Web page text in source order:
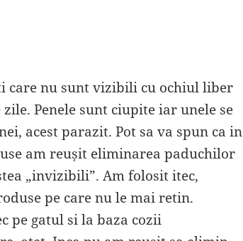
care nu sunt vizibili cu ochiul liber
Penele sunt ciupite iar unele se
acest parazit. Pot sa va spun ca in
am reușit eliminarea paduchilor
„invizibili”. Am folosit itec,
pe care nu le mai retin.
pe gatul si la baza cozii